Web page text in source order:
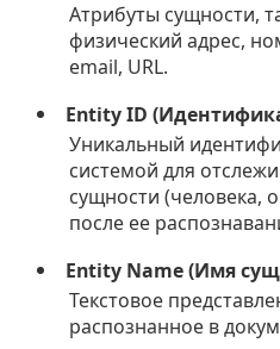
Атрибуты сущности,
физический адрес,
email, URL.
Entity ID
Уникальный
системой для
сущности (человека,
после ее
Entity Name (Имя
Текстовое
распознанное в